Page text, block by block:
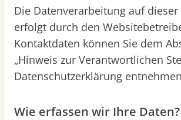
Die Datenverarbeitung auf
erfolgt durch den
Kontaktdaten können Sie dem
„Hinweis zur Verantwortlichen
Datenschutzerklärung
Wie erfassen wir Ihre Daten?